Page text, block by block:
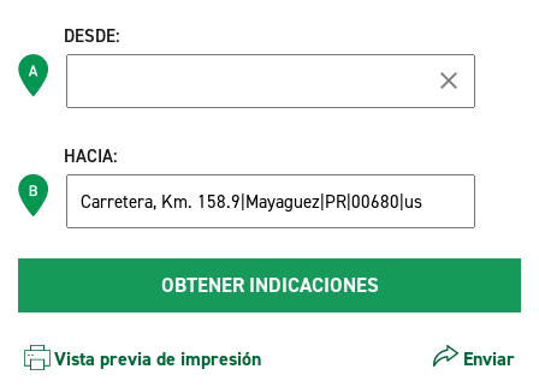
DESDE:
HACIA:
Vista previa de impresión Enviar